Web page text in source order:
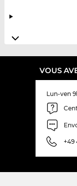
VOUS
Lun-ven
+49